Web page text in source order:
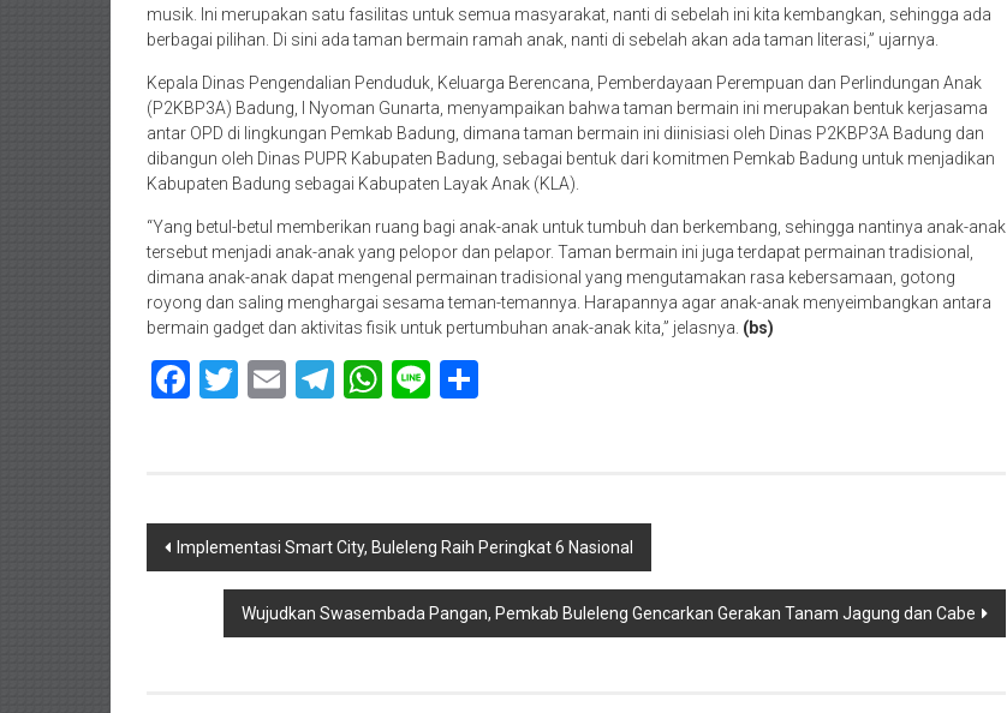
musik. Ini merupakan satu fasilitas untuk semua masyarakat, nanti di sebelah ini kita kembangkan, sehingga ada
berbagai pilihan. Di sini ada taman bermain ramah anak, nanti di sebelah akan ada taman literasi,” ujarnya.
Kepala Dinas Pengendalian Penduduk, Keluarga Berencana, Pemberdayaan Perempuan dan Perlindungan Anak
(P2KBP3A) Badung, I Nyoman Gunarta, menyampaikan bahwa taman bermain ini merupakan bentuk kerjasama
antar OPD di lingkungan Pemkab Badung, dimana taman bermain ini diinisiasi oleh Dinas P2KBP3A Badung dan
dibangun oleh Dinas PUPR Kabupaten Badung, sebagai bentuk dari komitmen Pemkab Badung untuk menjadikan
Kabupaten Badung sebagai Kabupaten Layak Anak (KLA).
“Yang betul-betul memberikan ruang bagi anak-anak untuk tumbuh dan berkembang, sehingga nantinya anak-anak
tersebut menjadi anak-anak yang pelopor dan pelapor. Taman bermain ini juga terdapat permainan tradisional,
dimana anak-anak dapat mengenal permainan tradisional yang mengutamakan rasa kebersamaan, gotong
royong dan saling menghargai sesama teman-temannya. Harapannya agar anak-anak menyeimbangkan antara
bermain gadget dan aktivitas fisik untuk pertumbuhan anak-anak kita,” jelasnya. (bs)
Facebook
Twitter
EmailTelegram
WhatsApp
Line
Navigasi
Implementasi Smart City, Buleleng Raih Peringkat 6 Nasional
Wujudkan Swasembada Pangan, Pemkab Buleleng Gencarkan Gerakan Tanam Jagung dan Cabe